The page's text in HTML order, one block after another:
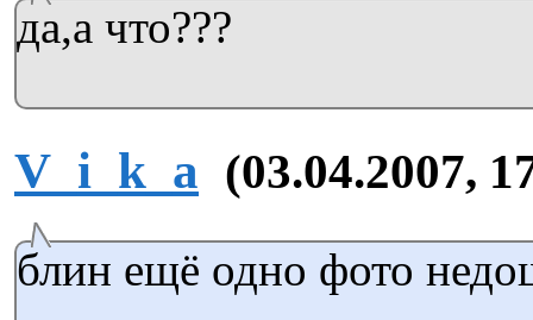
да,а что???
V_i_k_a (03.04.2007,
блин ещё одно фото